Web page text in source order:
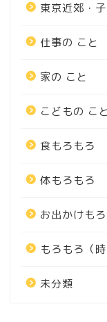
東京近郊・
仕事の こと
家の こと
こどもの こと
食もろもろ
体もろもろ
お出かけも
もろもろ（時
未分類